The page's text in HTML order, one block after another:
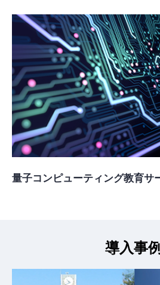
量子コンピューティング教育サ
導入事例